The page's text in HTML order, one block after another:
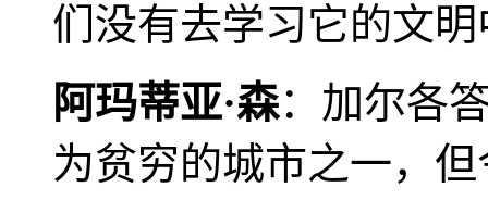
们没有去学习它的文
阿玛蒂亚·森：加尔各
为贫穷的城市之一，